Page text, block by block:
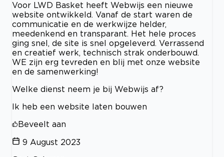
Voor LWD Basket heeft Webwijs een nieuwe
website ontwikkeld. Vanaf de start waren de
communicatie en de werkwijze helder,
meedenkend en transparant. Het hele proces
ging snel, de site is snel opgeleverd. Verrassend
en creatief werk, technisch strak onderbouwd.
WE zijn erg tevreden en blij met onze website
en de samenwerking!
Welke dienst neem je bij Webwijs af?
Ik heb een website laten bouwen
Beveelt aan
9 August 2023